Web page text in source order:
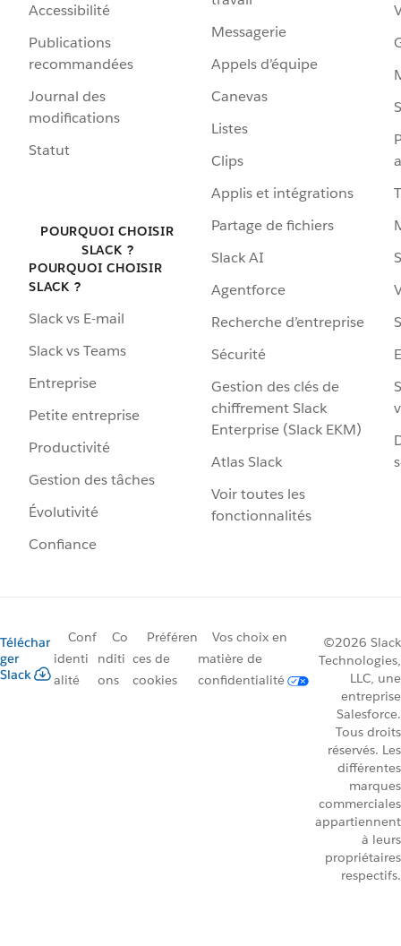
Accessibilité
Publications
recommandées
Journal des
modifications
Statut
POURQUOI CHOISIR
SLACK ?
POURQUOI CHOISIR
SLACK ?
Slack vs E-mail
Slack vs Teams
Entreprise
Petite entreprise
Productivité
Gestion des tâches
Évolutivité
Confiance
Messagerie
Appels d’équipe
Canevas
Listes
Clips
Applis et intégrations
Partage de fichiers
Slack AI
Agentforce
Recherche d’entreprise
Sécurité
Gestion des clés de
chiffrement Slack
Enterprise (Slack EKM)
Atlas Slack
Voir toutes les
fonctionnalités
Téléchar
ger
Slack
Conf
identi
alité
Co
nditi
ons
Préféren
ces de
cookies
Vos choix en
matière de
confidentialité
©2026 Slack
Technologies,
LLC, une
entreprise
Salesforce.
Tous droits
réservés. Les
différentes
marques
commerciales
appartiennent
à leurs
propriétaires
respectifs.